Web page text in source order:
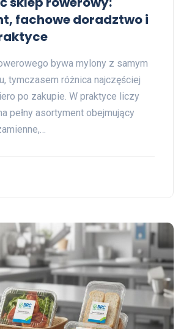
fachowe doradztwo i
bywa mylony z samym
tymczasem różnica najczęściej
po zakupie. W praktyce liczy
pełny asortyment obejmujący